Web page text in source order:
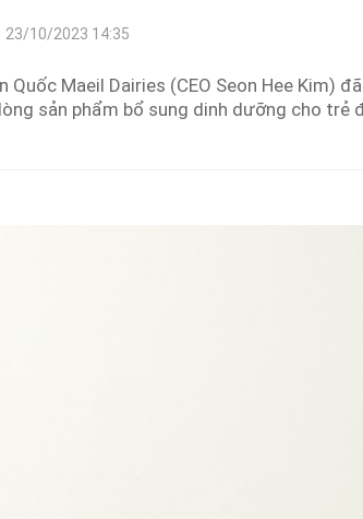
23/10/2023 14:35
Quốc Maeil Dairies (CEO Seon Hee Kim)
sản phẩm bổ sung dinh dưỡng cho trẻ